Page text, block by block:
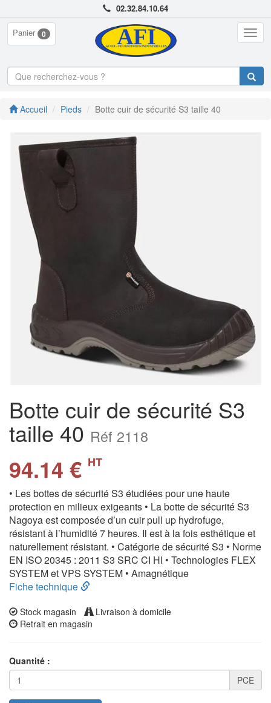
02.32.84.10.64
Panier 0
Accueil Pieds Botte cuir de sécurité S3 taille 40
Botte cuir de sécurité S3
taille 40 Réf 2118
94.14 € HT
• Les bottes de sécurité S3 étudiées pour une haute
protection en milieux exigeants • La botte de sécurité S3
Nagoya est composée d’un cuir pull up hydrofuge,
résistant à l’humidité 7 heures. Il est à la fois esthétique et
naturellement résistant. • Catégorie de sécurité S3 • Norme
EN ISO 20345 : 2011 S3 SRC CI HI • Technologies FLEX
SYSTEM et VPS SYSTEM • Amagnétique
Fiche technique
Stock magasin
Livraison à domicile
Retrait en magasin
Quantité :
PCE